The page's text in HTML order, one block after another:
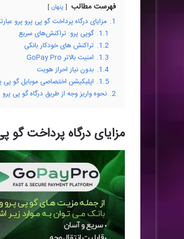
فهرست مطالب پنهان
1. مزایای درگاه پرداخت گو پی پرو پرو
1.1. گو‌پی پرو: تراکنش‌های سریع
1.2. تراکنش های خودکار بانکی
1.3. امنیت بالاتر GoPay Pro
1.4. بدون نیاز احراز هویت
1.5. اپلیکیشن اختصاصی موبایل گو پی
2. نحوه واریز وجه از طریق درگاه گو پی پرو
مزایای درگاه پرداخت گو